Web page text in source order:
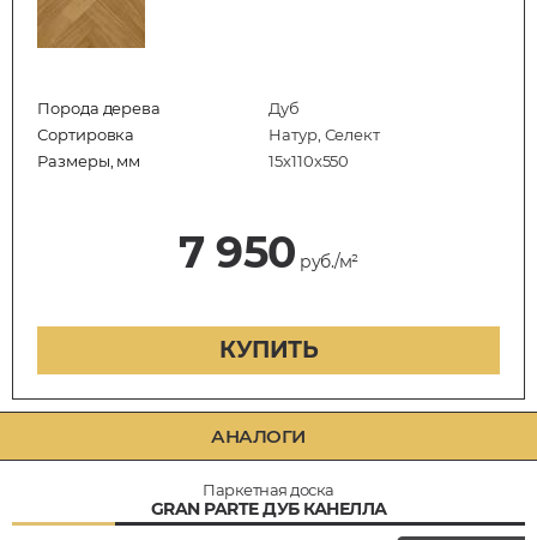
Порода дерева
Дуб
Сортировка
Натур, Селект
Размеры, мм
15х110х550
7 950 руб./м²
КУПИТЬ
АНАЛОГИ
Паркетная доска
GRAN PARTE ДУБ КАНЕЛЛА